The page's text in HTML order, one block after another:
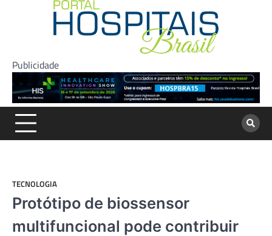
Publicidade
TECNOLOGIA
Protótipo de biossensor
multifuncional pode contribuir